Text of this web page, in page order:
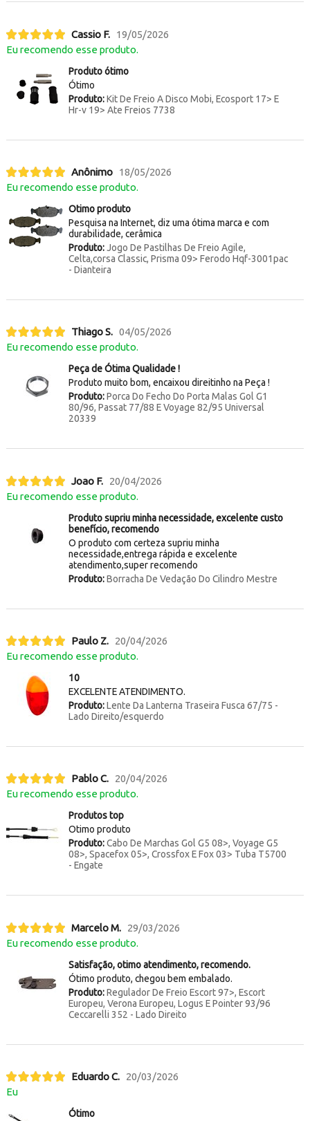
Cassio F. 19/05/2026
Eu recomendo esse produto.
Produto ótimo
Ótimo
Produto:Kit De Freio A Disco Mobi, Ecosport 17> E
Hr-v 19> Ate Freios 7738
Anônimo 18/05/2026
Eu recomendo esse produto.
Otimo produto
Pesquisa na Internet, diz uma ótima marca e com
durabilidade, cerâmica
Produto:Jogo De Pastilhas De Freio Agile,
Celta,corsa Classic, Prisma 09> Ferodo Hqf-3001pac
- Dianteira
Thiago S. 04/05/2026
Eu recomendo esse produto.
Peça de Ótima Qualidade !
Produto muito bom, encaixou direitinho na Peça !
Produto:Porca Do Fecho Do Porta Malas Gol G1
80/96, Passat 77/88 E Voyage 82/95 Universal
20339
Joao F. 20/04/2026
Eu recomendo esse produto.
Produto supriu minha necessidade, excelente custo
benefício, recomendo
O produto com certeza supriu minha
necessidade,entrega rápida e excelente
atendimento,super recomendo
Produto:Borracha De Vedação Do Cilindro Mestre
Paulo Z. 20/04/2026
Eu recomendo esse produto.
10
EXCELENTE ATENDIMENTO.
Produto:Lente Da Lanterna Traseira Fusca 67/75 -
Lado Direito/esquerdo
Pablo C. 20/04/2026
Eu recomendo esse produto.
Produtos top
Otimo produto
Produto:Cabo De Marchas Gol G5 08>, Voyage G5
08>, Spacefox 05>, Crossfox E Fox 03> Tuba T5700
- Engate
Marcelo M. 29/03/2026
Eu recomendo esse produto.
Satisfação, otimo atendimento, recomendo.
Ótimo produto, chegou bem embalado.
Produto:Regulador De Freio Escort 97>, Escort
Europeu, Verona Europeu, Logus E Pointer 93/96
Ceccarelli 352 - Lado Direito
Eduardo C. 20/03/2026
Eu
Ótimo